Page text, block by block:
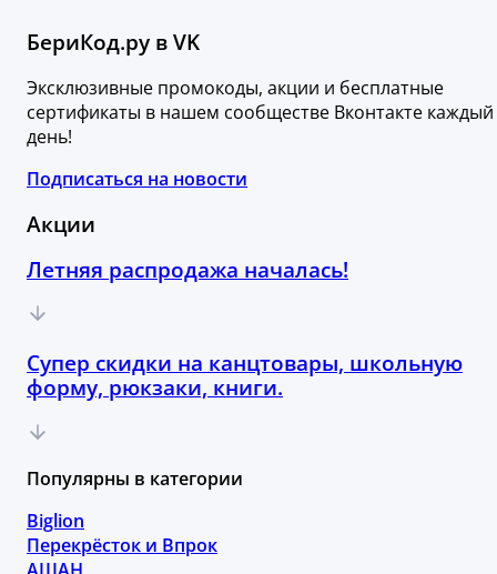
БериКод.ру в VK
Эксклюзивные промокоды, акции и бесплатные
сертификаты в нашем сообществе Вконтакте каждый
день!
Подписаться на новости
Акции
Летняя распродажа началась!
Супер скидки на канцтовары, школьную
форму, рюкзаки, книги.
Популярны в категории
Biglion
Перекрёсток и Впрок